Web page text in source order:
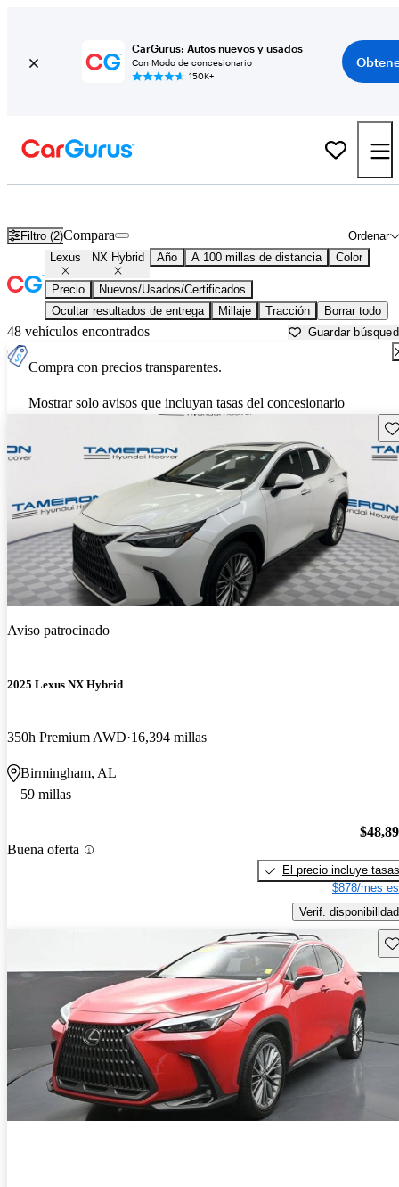
CarGurus: Autos nuevos y usados
Con Modo de concesionario
150K+
Filtro (2) Ordenar
Compara
Lexus NX Hybrid Año A 100 millas de distancia Color
Precio
Nuevos/Usados/Certificados
Ocultar resultados de entrega
Millaje Tracción Borrar todo
48 vehículos encontrados Guardar
Compra con precios transparentes.
Mostrar solo avisos que incluyan tasas del concesionario
Aviso patrocinado
2025 Lexus NX Hybrid
350h Premium AWD 16,394 millas
Birmingham, AL
59 millas
Buena oferta
El precio incluye tasas
$878/mes
Verif. disponibilidad